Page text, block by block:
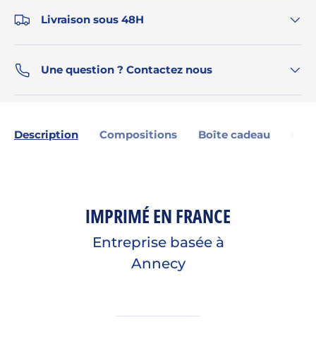
Livraison sous 48H
Une question ? Contactez nous
Description Compositions Boîte cadeau
IMPRIMÉ EN FRANCE
Entreprise basée à
Annecy